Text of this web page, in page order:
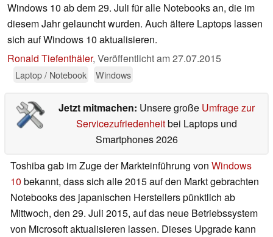
Windows 10 ab dem 29. Juli für alle Notebooks an, die im
diesem Jahr gelauncht wurden. Auch ältere Laptops lassen
sich auf Windows 10 aktualisieren.
Ronald Tiefenthäler, Veröffentlicht am27.07.2015
Laptop / Notebook Windows
Jetzt mitmachen: Unsere große Umfrage zur
Servicezufriedenheitbei Laptops und
Smartphones 2026
Toshiba gab im Zuge der Markteinführung von Windows
10 bekannt, dass sich alle 2015 auf den Markt gebrachten
Notebooks des japanischen Herstellers pünktlich ab
Mittwoch, den 29. Juli 2015, auf das neue Betriebssystem
von Microsoft aktualisieren lassen. Dieses Upgrade kann